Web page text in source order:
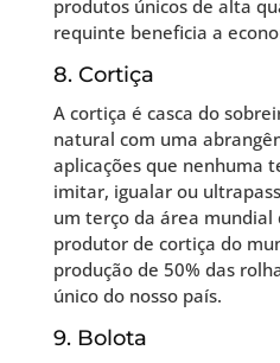
produtos únicos de alta
requinte beneficia a
8. Cortiça
A cortiça é casca do
natural com uma
aplicações que nenhuma
imitar, igualar ou
um terço da área mundial
produtor de cortiça do
produção de 50% das
único do nosso país.
9. Bolota